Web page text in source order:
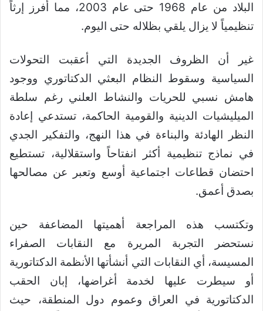
البلاد من عام 1968 حتى عام 2003، مما أفرز إرثاً
تنظيمياً لا يزال يلقي بظلاله حتى اليوم.
غير أن الظروف الجديدة التي أعقبت التحولات
السياسية وسقوط النظام البعثي الدكتاتوري ووجود
هامش نسبي للحريات والنشاط العلني رغم سلطة
الميليشيات الدينية والقومية الحاكمة، تستدعي إعادة
النظر الهادئة والبناءة في هذا النهج، والتفكير الجدي
في نماذج تنظيمية أكثر انفتاحاً واستقلالية، تستطيع
احتضان قطاعات اجتماعية أوسع وتعبر عن مصالحها
بصدق أعمق.
وتكتسب هذه المراجعة أهميتها المضاعفة حين
نستحضر التجربة المريرة مع النقابات الصفراء
المسيسة، أي النقابات التي أنشأتها الأنظمة الدكتاتورية
أو سيطرت عليها لخدمة أغراضها، إبان الحقب
الدكتاتورية في العراق وعموم دول المنطقة، حيث